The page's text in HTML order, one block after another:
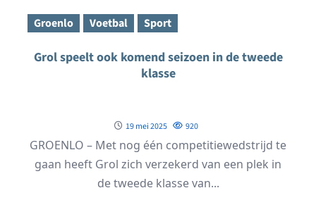
Groenlo Voetbal Sport
Grol speelt ook komend seizoen in de tweede
klasse
19 mei 2025 920
GROENLO – Met nog één competitiewedstrijd te
gaan heeft Grol zich verzekerd van een plek in
de tweede klasse van...